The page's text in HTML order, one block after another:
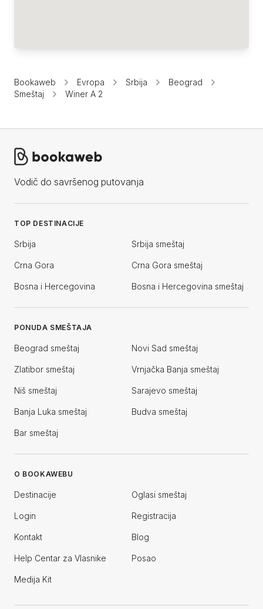
Bookaweb Evropa Srbija
Beograd
Smeštaj
Winer A 2
Vodič do savršenog putovanja
TOP DESTINACIJE
Srbija Srbija smeštaj
Crna Gora Crna Gora smeštaj
Bosna i Hercegovina Bosna i Hercegovina smeštaj
PONUDA SMEŠTAJA
Beograd smeštaj Novi Sad smeštaj
Zlatibor smeštaj Vrnjačka Banja smeštaj
Niš smeštaj Sarajevo smeštaj
Banja Luka smeštaj Budva smeštaj
Bar smeštaj
O BOOKAWEBU
Destinacije Oglasi smeštaj
Login Registracija
Kontakt Blog
Help Centar za Vlasnike Posao
Medija Kit